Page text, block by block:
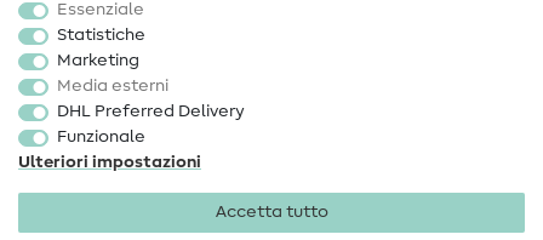
Accessori cucito
Sale
Essenziale
Statistiche
Marketing
Media esterni
DHL Preferred Delivery
Funzionale
Ulteriori impostazioni
Accetta tutto
Informazioni legali
Privacy Condizioni generali